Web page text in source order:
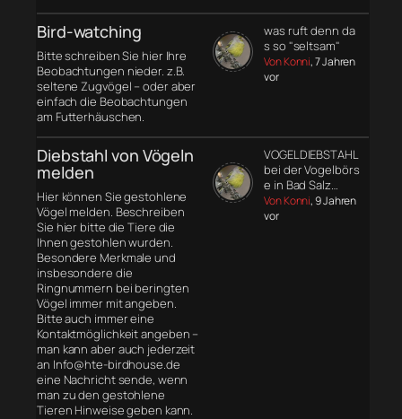
Bird-watching
Bitte schreiben Sie hier Ihre
Beobachtungen nieder. z.B.
seltene Zugvögel – oder aber
einfach die Beobachtungen
am Futterhäuschen.
was ruft denn da
s so "seltsam"
Von Konni, 7 Jahren
vor
Diebstahl von Vögeln
melden
Hier können Sie gestohlene
Vögel melden. Beschreiben
Sie hier bitte die Tiere die
Ihnen gestohlen wurden.
Besondere Merkmale und
insbesondere die
Ringnummern bei beringten
Vögel immer mit angeben.
Bitte auch immer eine
Kontaktmöglichkeit angeben –
man kann aber auch jederzeit
an Info@hte-birdhouse.de
eine Nachricht sende, wenn
man zu den gestohlene
Tieren Hinweise geben kann.
VOGELDIEBSTAHL
bei der Vogelbörs
e in Bad Salz…
Von Konni, 9 Jahren
vor